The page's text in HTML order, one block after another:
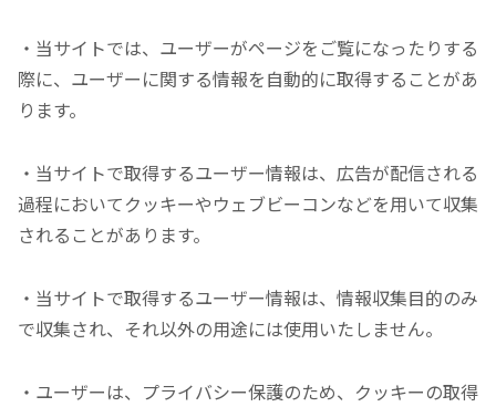
・当サイトでは、ユーザーがページをご覧になったりする
際に、ユーザーに関する情報を自動的に取得することがあ
ります。
・当サイトで取得するユーザー情報は、広告が配信される
過程においてクッキーやウェブビーコンなどを用いて収集
されることがあります。
・当サイトで取得するユーザー情報は、情報収集目的のみ
で収集され、それ以外の用途には使用いたしません。
・ユーザーは、プライバシー保護のため、クッキーの取得